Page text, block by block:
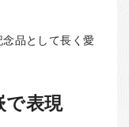
品として長く愛
で表現